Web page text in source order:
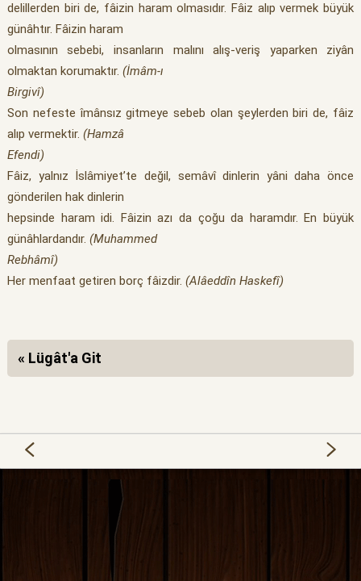
delillerden biri de, fâizin haram olmasıdır. Fâiz alıp vermek büyük
günâhtır. Fâizin haram
olmasının sebebi, insanların malını alış-veriş yaparken ziyân
olmaktan korumaktır. (İmâm-ı
Birgivî)
Son nefeste îmânsız gitmeye sebeb olan şeylerden biri de, fâiz
alıp vermektir. (Hamzâ
Efendi)
Fâiz, yalnız İslâmiyet’te değil, semâvî dinlerin yâni daha önce
gönderilen hak dinlerin
hepsinde haram idi. Fâizin azı da çoğu da haramdır. En büyük
günâhlardandır. (Muhammed
Rebhâmî)
Her menfaat getiren borç fâizdir. (Alâeddîn Haskefî)
« Lügât'a Git